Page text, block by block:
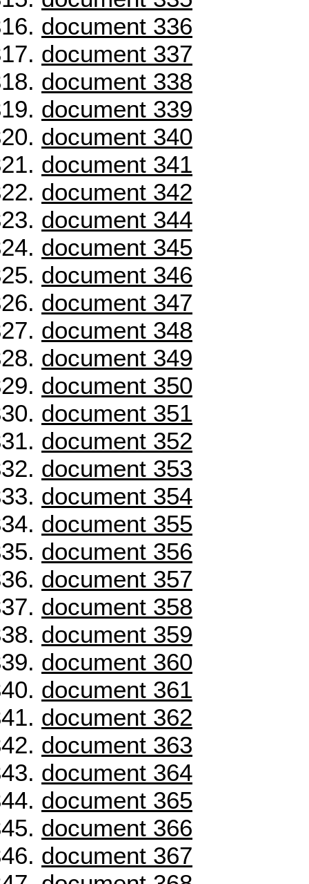
document 336
document 337
document 338
document 339
document 340
document 341
document 342
document 344
document 345
document 346
document 347
document 348
document 349
document 350
document 351
document 352
document 353
document 354
document 355
document 356
document 357
document 358
document 359
document 360
document 361
document 362
document 363
document 364
document 365
document 366
document 367